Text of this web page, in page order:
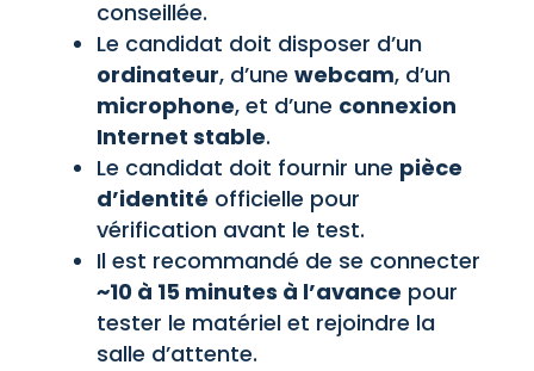
conseillée.
Le candidat doit disposer d’un
ordinateur, d’une webcam, d’un
microphone, et d’une connexion
Internet stable.
Le candidat doit fournir une pièce
d’identité officielle pour
vérification avant le test.
Il est recommandé de se connecter
~10 à 15 minutes à l’avance pour
tester le matériel et rejoindre la
salle d’attente.